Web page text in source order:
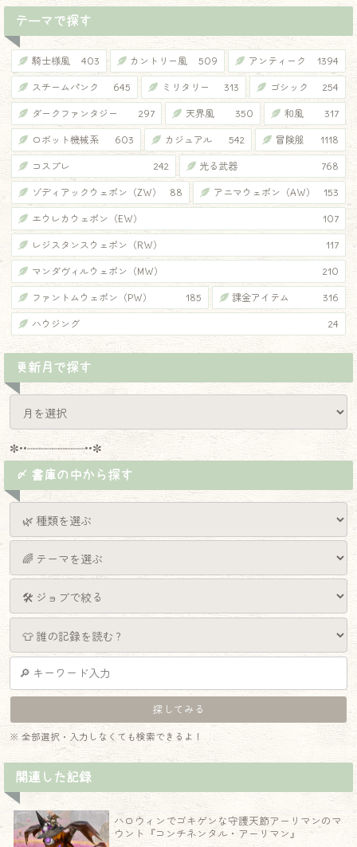
テーマで探す
騎士様風 403 カントリー風 509 アンティーク 1394
スチームパンク 645 ミリタリー 313 ゴシック 254
ダークファンタジー 297 天界風 350 和風 317
ロボット機械系 603 カジュアル 542 冒険服 1118
コスプレ 242 光る武器 768
ゾディアックウェポン（ZW） 88 アニマウェポン（AW） 153
エウレカウェポン（EW） 107
レジスタンスウェポン（RW） 117
マンダヴィルウェポン（MW） 210
ファントムウェポン（PW） 185 課金アイテム 316
ハウジング 24
更新月で探す
✼••┈┈┈┈┈┈┈┈┈••✼
〆 書庫の中から探す
※ 全部選択・入力しなくても検索できるよ！
関連した記録
ハロウィンでゴキゲンな守護天節アーリマンのマ
ウント『コンチネンタル・アーリマン』